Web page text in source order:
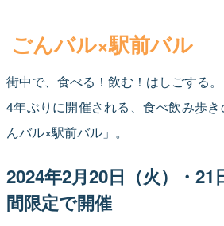
ごんバル×駅前バル
街中で、食べる！飲む！はしごする。
4年ぶりに開催される、食べ飲み歩
んバル×駅前バル」。
2024年2月20日（火）・21
間限定で開催